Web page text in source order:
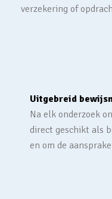
verzekering of
Uitgebreid
Na elk onderzoek
direct geschikt als
en om de